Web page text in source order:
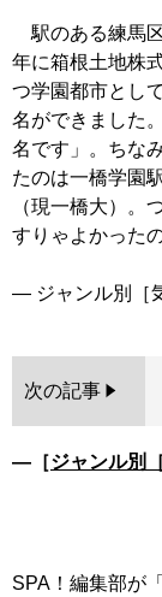
駅のある練馬
年に箱根土地株
つ学園都市とし
名ができました
名です」。ちな
たのは一橋学園
（現一橋大）。
すりゃよかった
次の記事
―［ジャンル別
SPA！編集部が